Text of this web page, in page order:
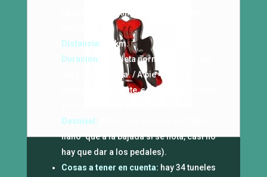
Leitzaran ( Parking de Otita Andoain) –
Distancia: 23 km.
Duración: Bicicleta normal 2-2,30h de
ida y 1.30h vuelta. / A pie 4-5h ida.
(Aproximadamente, según la velocidad
Desnivel:
llano” que a la bajada si se nota, casi no
hay que dar a los pedales).
Cosas a tener en cuenta: hay 34 tuneles